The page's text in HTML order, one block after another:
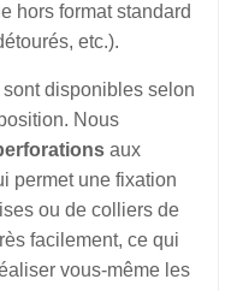
hors format standard
etc.).
disponibles selon
Nous
aux
permet une fixation
ou de colliers de
facilement, ce qui
vous-même les